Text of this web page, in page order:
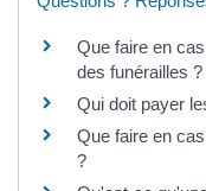
Que faire en
des funérailles ?
Qui doit payer
Que faire en
?